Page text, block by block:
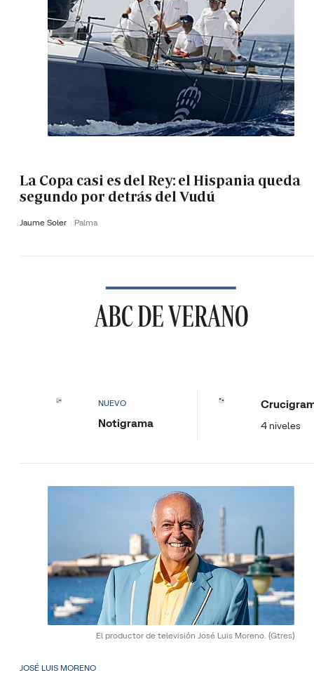
La Copa casi es del Rey: el Hispania queda
segundo por detrás del Vudú
Jaume Soler Palma
ABC DE VERANO
NUEVO
Notigrama 4 niveles
El productor de televisión José Luis Moreno. (Gtres)
JOSÉ LUIS MORENO